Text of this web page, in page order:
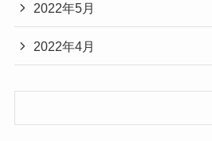
2022年5月
2022年4月